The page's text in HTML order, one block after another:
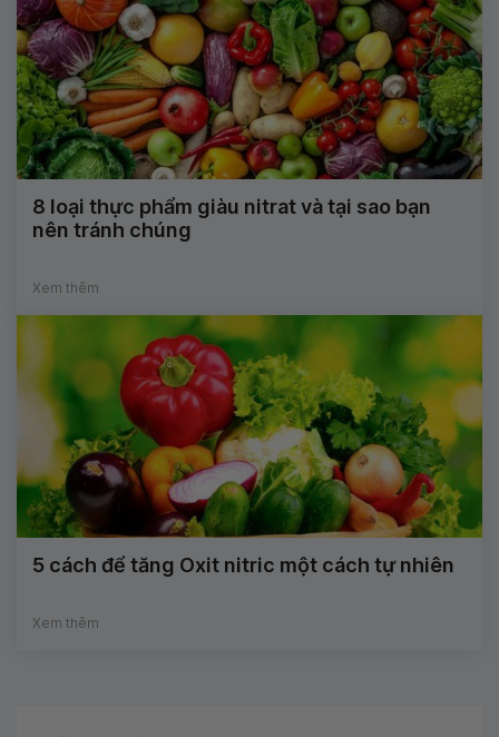
8 loại thực phẩm giàu nitrat và tại sao bạn
nên tránh chúng
Xem thêm
5 cách để tăng Oxit nitric một cách tự nhiên
Xem thêm